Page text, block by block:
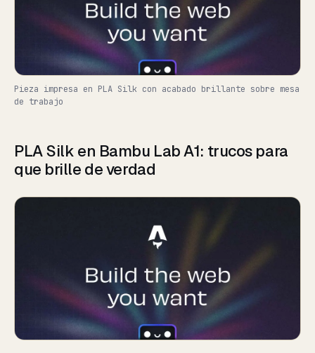
Pieza impresa en PLA Silk con acabado brillante sobre mesa
de trabajo
PLA Silk en Bambu Lab A1: trucos para
que brille de verdad